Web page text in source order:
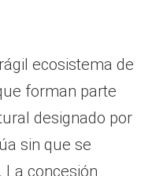
ecosistema de
forman parte
designado por
sin que se
La concesión